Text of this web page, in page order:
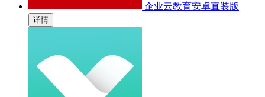
企业云教育安卓直装版
详情